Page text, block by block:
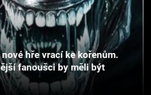
hře vrací ke kořenům.
fanoušci by měli být